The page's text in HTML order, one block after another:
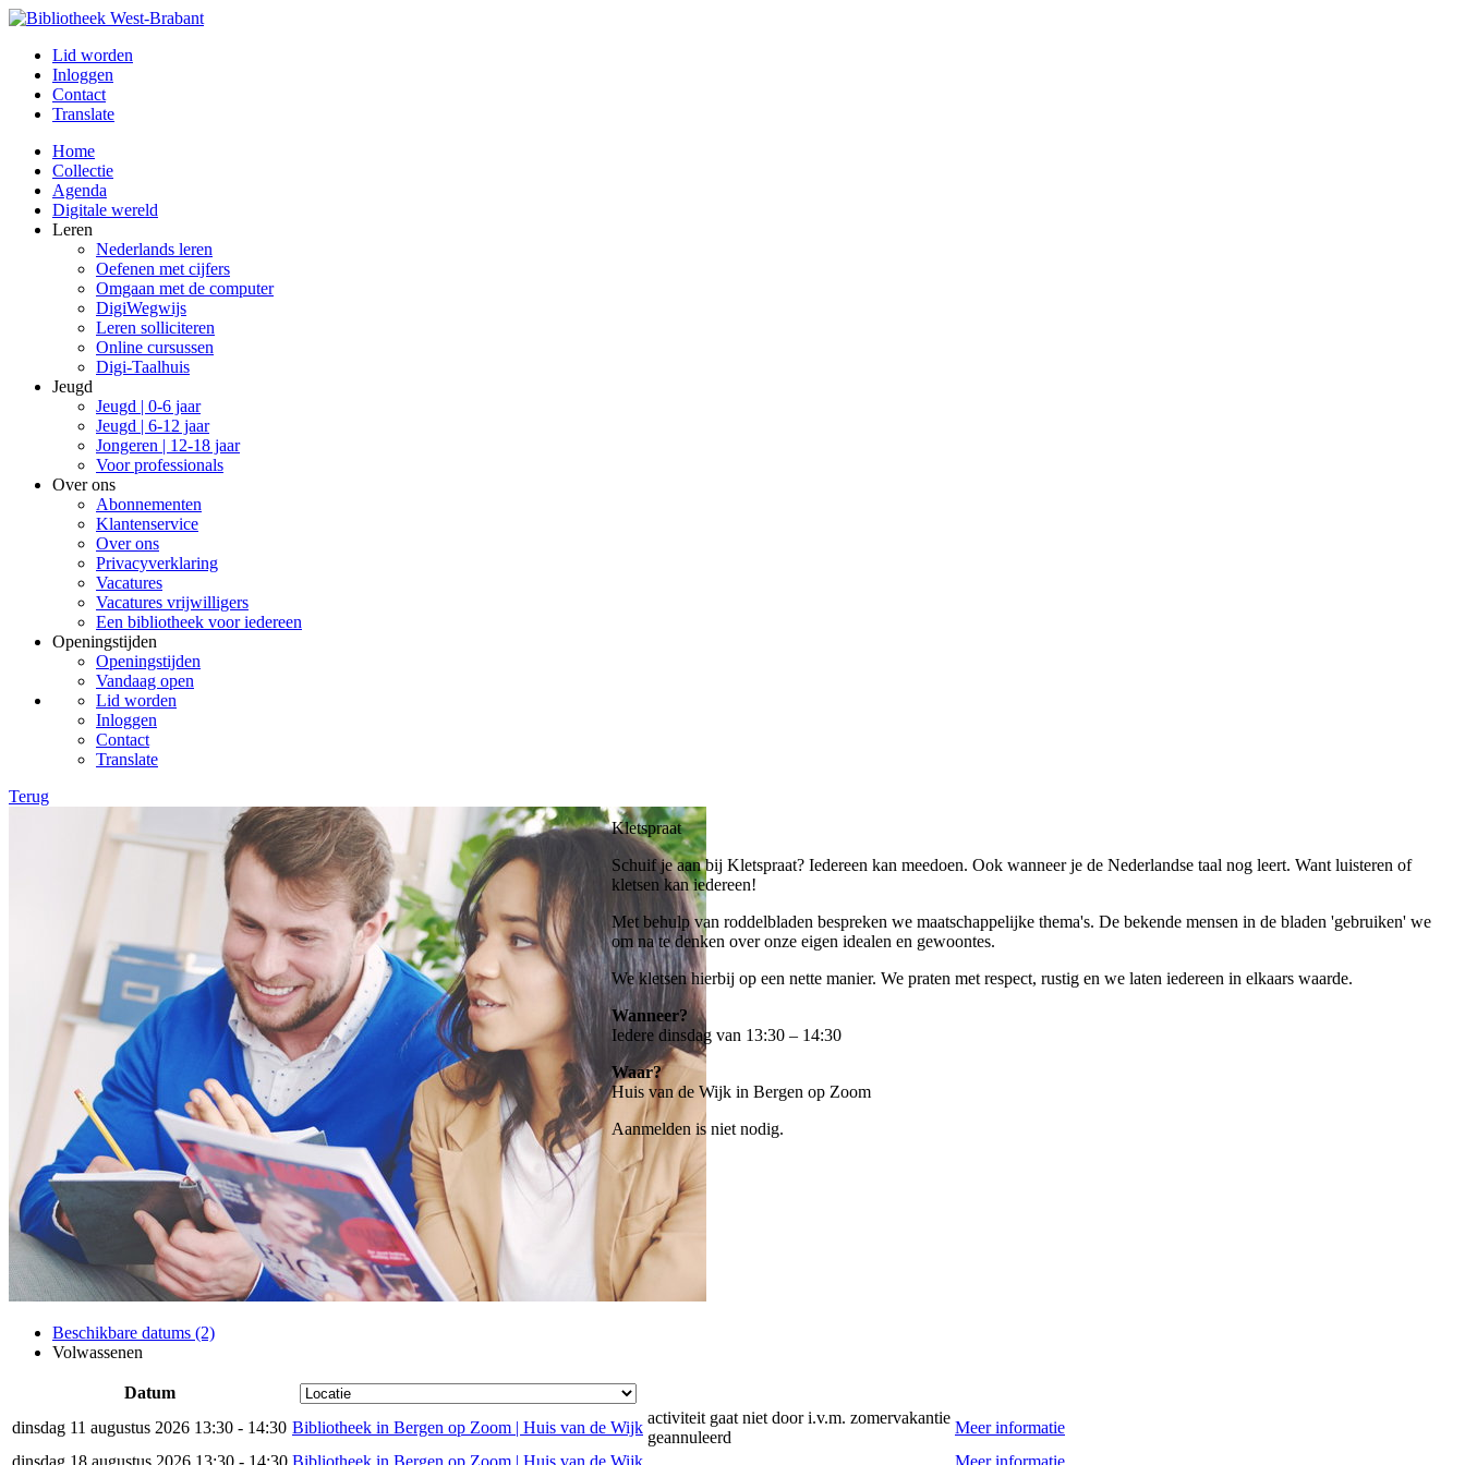
Lid worden
Inloggen
Contact
Translate
Home
Collectie
Agenda
Digitale wereld
Leren
Nederlands leren
Oefenen met cijfers
Omgaan met de computer
DigiWegwijs
Leren solliciteren
Online cursussen
Digi-Taalhuis
Jeugd
Jeugd | 0-6 jaar
Jeugd | 6-12 jaar
Jongeren | 12-18 jaar
Voor professionals
Over ons
Abonnementen
Klantenservice
Over ons
Privacyverklaring
Vacatures
Vacatures vrijwilligers
Een bibliotheek voor iedereen
Openingstijden
Openingstijden
Vandaag open
Lid worden
Inloggen
Contact
Translate
Terug
Beschikbare datums (2)
Volwassenen
Kletspraat
Schuif je aan bij Kletspraat? Iedereen kan meedoen. Ook wanneer je de Nederlandse taal nog leert. Want luisteren of
kletsen kan iedereen!
Met behulp van roddelbladen bespreken we maatschappelijke thema's. De bekende mensen in de bladen 'gebruiken' we
om na te denken over onze eigen idealen en gewoontes.
We kletsen hierbij op een nette manier. We praten met respect, rustig en we laten iedereen in elkaars waarde.
Wanneer?
Iedere dinsdag van 13:30 – 14:30
Waar?
Huis van de Wijk in Bergen op Zoom
Aanmelden is niet nodig.
Datum
dinsdag 11 augustus 2026 13:30 - 14:30 Bibliotheek in Bergen op Zoom | Huis van de Wijk
activiteit gaat niet door i.v.m. zomervakantie
geannuleerd
Meer informatie
dinsdag 18 augustus 2026 13:30 - 14:30 Bibliotheek in Bergen op Zoom | Huis van de Wijk Meer informatie